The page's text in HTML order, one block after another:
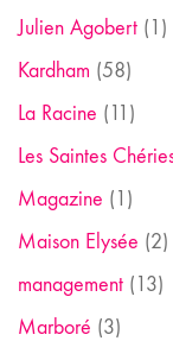
Julien Agobert (1)
Kardham (58)
La Racine (11)
Les Saintes
Magazine (1)
Maison Elysée (2)
management (13)
Marboré (3)